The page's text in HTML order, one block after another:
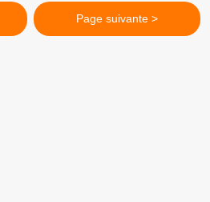
Page suivante >